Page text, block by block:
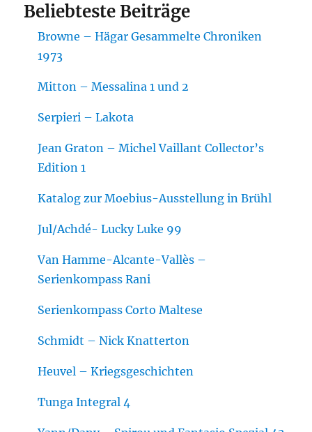
Beliebteste Beiträge
Browne – Hägar Gesammelte Chroniken
1973
Mitton – Messalina 1 und 2
Serpieri – Lakota
Jean Graton – Michel Vaillant Collector’s
Edition 1
Katalog zur Moebius-Ausstellung in Brühl
Jul/Achdé- Lucky Luke 99
Van Hamme-Alcante-Vallès –
Serienkompass Rani
Serienkompass Corto Maltese
Schmidt – Nick Knatterton
Heuvel – Kriegsgeschichten
Tunga Integral 4